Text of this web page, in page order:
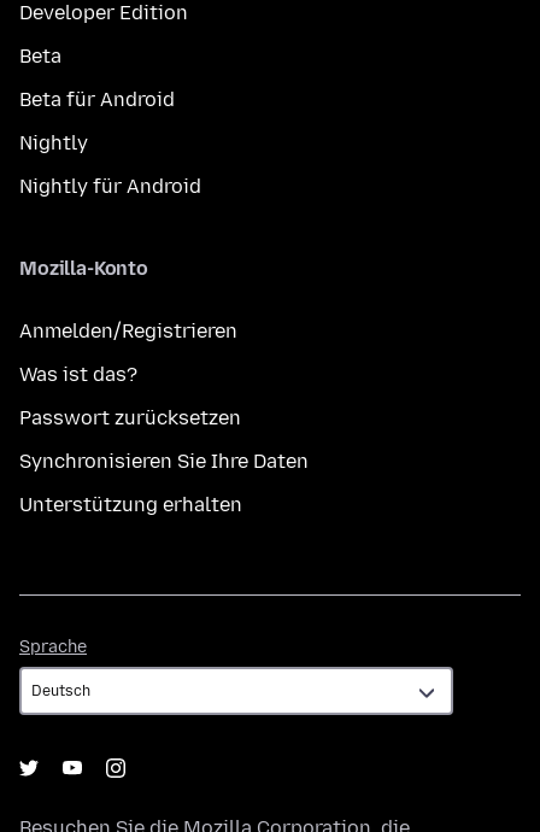
Developer Edition
Beta
Beta für Android
Nightly
Nightly für Android
Mozilla-Konto
Anmelden/Registrieren
Was ist das?
Passwort zurücksetzen
Synchronisieren Sie Ihre Daten
Unterstützung erhalten
Sprache